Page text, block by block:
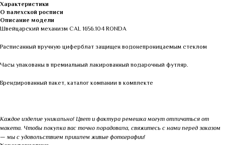
Характеристики
О палехской росписи
Описание модели
Швейцарский механизм CAL 1656.104 RONDA
Расписанный вручную циферблат защищен водонепроницаемым стеклом
Часы упакованы в премиальный лакированный подарочный футляр.
Брендированный пакет, каталог компании в комплекте
Каждое изделие уникально! Цвет и фактура ремешка могут отличаться от
макета. Чтобы покупка вас точно порадовала, свяжитесь с нами перед заказом
— мы с удовольствием пришлем живые фотографии!